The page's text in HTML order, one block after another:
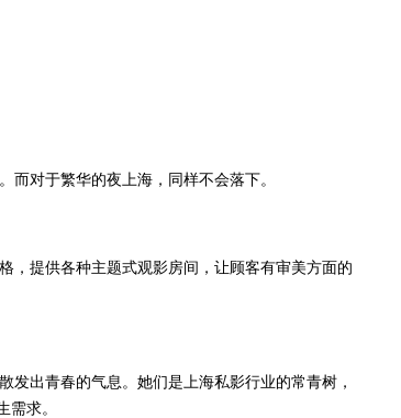
对于繁华的夜上海，同样不会落下。
，提供各种主题式观影房间，让顾客有审美方面的
出青春的气息。她们是上海私影行业的常青树，
求。